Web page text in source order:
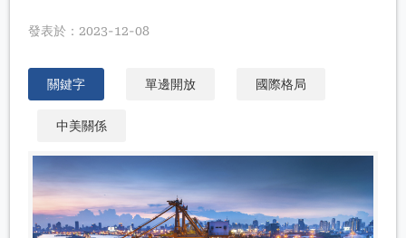
發表於： 2023-12-08
關鍵字 單邊開放 國際格局
中美關係